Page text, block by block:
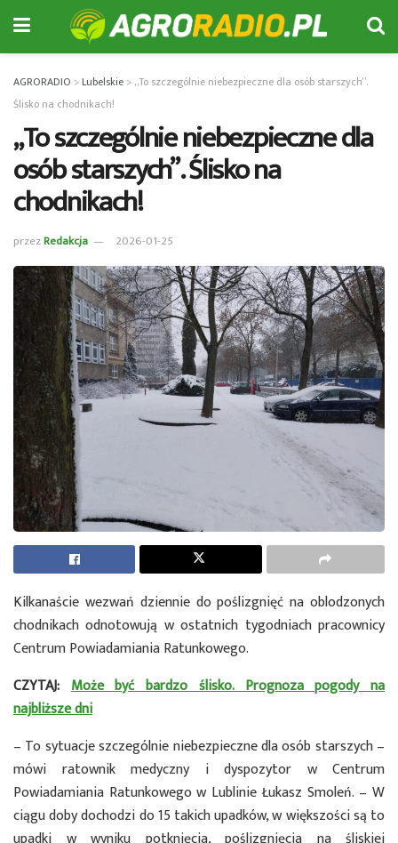
AGRORADIO >Lubelskie > „To szczególnie niebezpieczne dla osób starszych”.
Ślisko na chodnikach!
„To szczególnie niebezpieczne dla
osób starszych”. Ślisko na
chodnikach!
przezRedakcja 2026-01-25
Kilkanaście wezwań dziennie do poślizgnięć na oblodzonych
chodnikach odnotowują w ostatnich tygodniach pracownicy
Centrum Powiadamiania Ratunkowego.
CZYTAJ:Może być bardzo ślisko. Prognoza pogody na
najbliższe dni
– To sytuacje szczególnie niebezpieczne dla osób starszych –
mówi ratownik medyczny i dyspozytor w Centrum
Powiadamiania Ratunkowego w Lublinie Łukasz Smoleń. – W
ciągu doby dochodzi do 15 takich upadków, w większości są to